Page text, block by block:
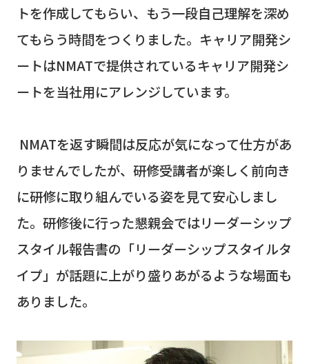
トを作成してもらい、もう一段自己理解を深め
てもらう時間をつくりました。キャリア開発シ
ートはNMATで提供されているキャリア開発シ
ートを当社用にアレンジしています。
NMATを返す瞬間は反応が気になって仕方があ
りませんでしたが、研修受講者が楽しく前向き
に研修に取り組んでいる姿を見て安心しまし
た。研修後に行った懇親会ではリーダーシップ
スタイル報告書の「リーダーシップスタイルタ
イプ」が話題に上がり盛りあがるような場面も
ありました。